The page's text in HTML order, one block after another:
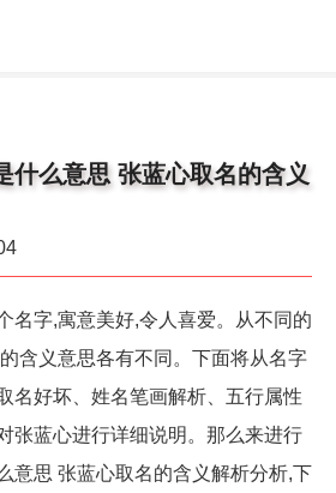
什么意思 张蓝心取名的含义
名字,寓意美好,令人喜爱。从不同的
含义意思各有不同。下面将从名字
名好坏、姓名笔画解析、五行属性
张蓝心进行详细说明。那么来进行
意思 张蓝心取名的含义解析分析,下